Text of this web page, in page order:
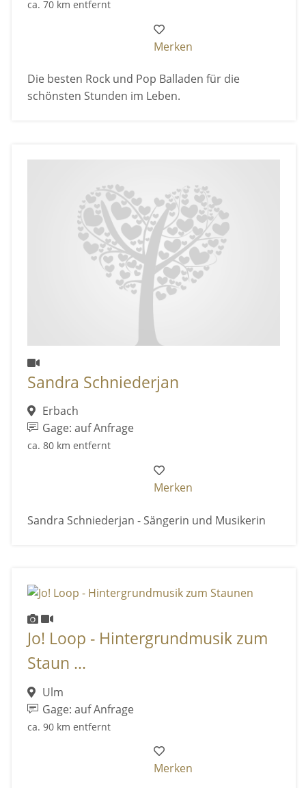
ca. 70 km entfernt
Merken
Die besten Rock und Pop Balladen für die
schönsten Stunden im Leben.
Sandra Schniederjan
Erbach
Gage: auf Anfrage
ca. 80 km entfernt
Merken
Sandra Schniederjan - Sängerin und Musikerin
Jo! Loop - Hintergrundmusik zum
Staun ...
Ulm
Gage: auf Anfrage
ca. 90 km entfernt
Merken